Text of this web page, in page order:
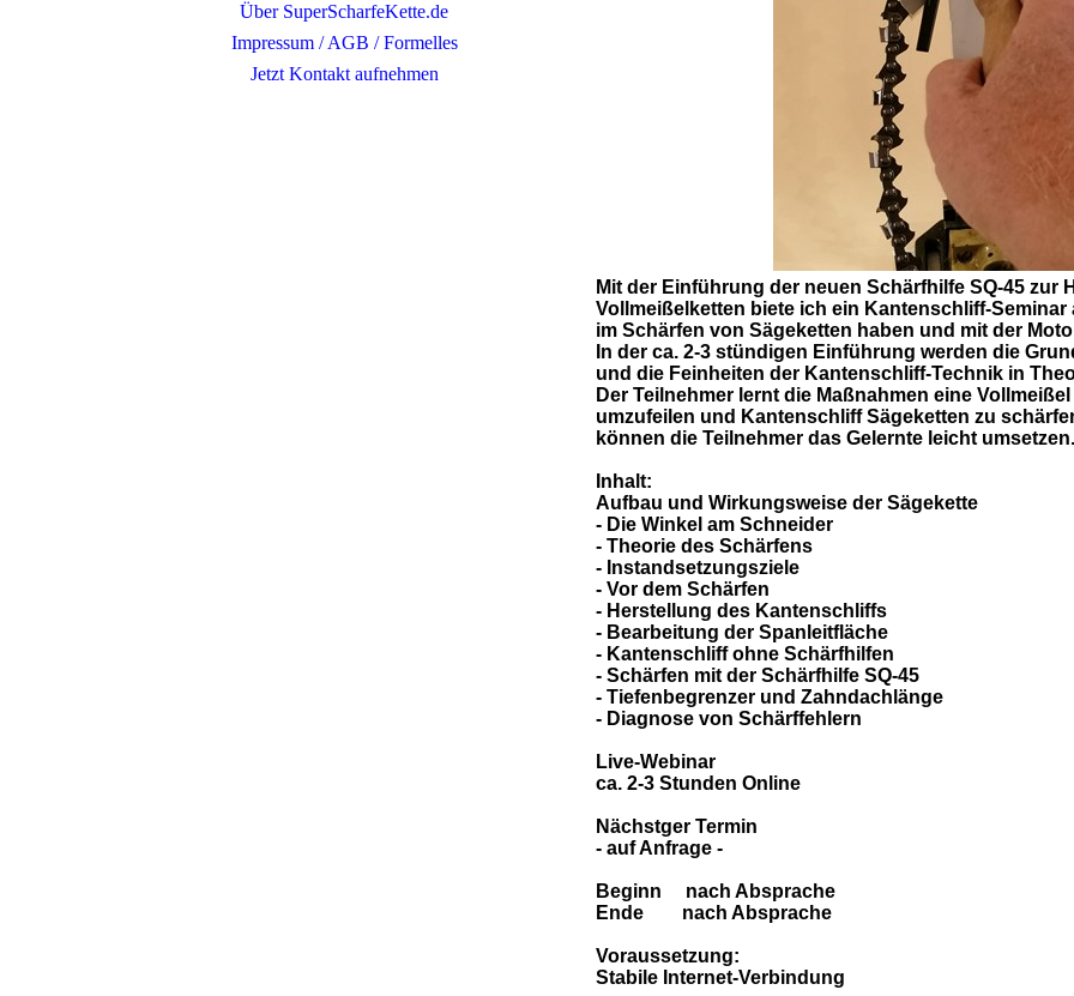
Über SuperScharfeKette.de
Impressum / AGB / Formelles
Jetzt Kontakt aufnehmen
Mit der Einführung der neuen Schärfhilfe SQ-45 zur
Vollmeißelketten biete ich ein Kantenschliff-
im Schärfen von Sägeketten haben und mit der
In der ca. 2-3 stündigen Einführung werden die
und die Feinheiten der Kantenschliff-Technik in
Der Teilnehmer lernt die Maßnahmen eine
umzufeilen und Kantenschliff Sägeketten zu
können die Teilnehmer das Gelernte leicht umsetzen.
Inhalt:
Aufbau und Wirkungsweise der Sägekette
- Die Winkel am Schneider
- Theorie des Schärfens
- Instandsetzungsziele
- Vor dem Schärfen
- Herstellung des Kantenschliffs
- Bearbeitung der Spanleitfläche
- Kantenschliff ohne Schärfhilfen
- Schärfen mit der Schärfhilfe SQ-45
- Tiefenbegrenzer und Zahndachlänge
- Diagnose von Schärffehlern
Live-Webinar
ca. 2-3 Stunden Online
Nächstger Termin
- auf Anfrage -
Beginn nach Absprache
Ende nach Absprache
Voraussetzung:
Stabile Internet-Verbindung